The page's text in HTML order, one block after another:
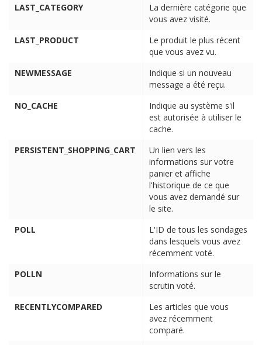
LAST_CATEGORY
La dernière catégorie que
vous avez visité.
LAST_PRODUCT
Le produit le plus récent
que vous avez vu.
NEWMESSAGE
Indique si un nouveau
message a été reçu.
NO_CACHE
Indique au système s'il
est autorisée à utiliser le
cache.
PERSISTENT_SHOPPING_CART
Un lien vers les
informations sur votre
panier et affiche
l'historique de ce que
vous avez demandé sur
le site.
POLL
L'ID de tous les sondages
dans lesquels vous avez
récemment voté.
POLLN
Informations sur le
scrutin voté.
RECENTLYCOMPARED
Les articles que vous
avez récemment
comparé.